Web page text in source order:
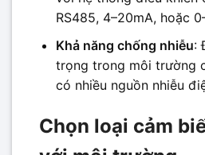
RS485, 4–20mA, hoặc
Khả năng chống nhiễu:
trọng trong môi trường
có nhiều nguồn nhiễu
Chọn loại cảm